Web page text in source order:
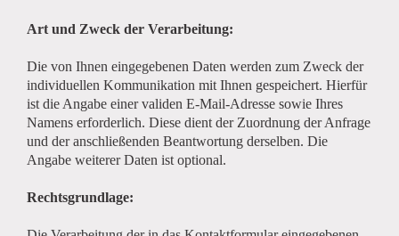
Art und Zweck der Verarbeitung:
Die von Ihnen eingegebenen Daten werden zum Zweck der
individuellen Kommunikation mit Ihnen gespeichert. Hierfür
ist die Angabe einer validen E-Mail-Adresse sowie Ihres
Namens erforderlich. Diese dient der Zuordnung der Anfrage
und der anschließenden Beantwortung derselben. Die
Angabe weiterer Daten ist optional.
Rechtsgrundlage: